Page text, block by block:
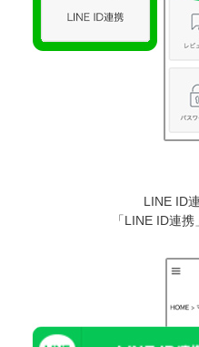
LINE ID
「LINE ID連